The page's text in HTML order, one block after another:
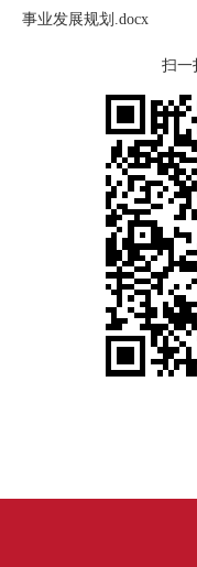
事业发展规划.docx
扫一